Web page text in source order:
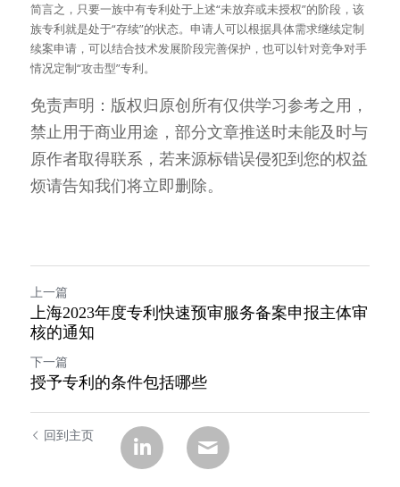
简言之，只要一族中有专利处于上述“未放弃或未授权”的阶段，该
族专利就是处于“存续”的状态。申请人可以根据具体需求继续定制
续案申请，可以结合技术发展阶段完善保护，也可以针对竞争对手
情况定制“攻击型”专利。
免责声明：版权归原创所有仅供学习参考之用，
禁止用于商业用途，部分文章推送时未能及时与
原作者取得联系，若来源标错误侵犯到您的权益
烦请告知我们将立即删除。
上一篇
上海2023年度专利快速预审服务备案申报主体审
核的通知
下一篇
授予专利的条件包括哪些
回到主页